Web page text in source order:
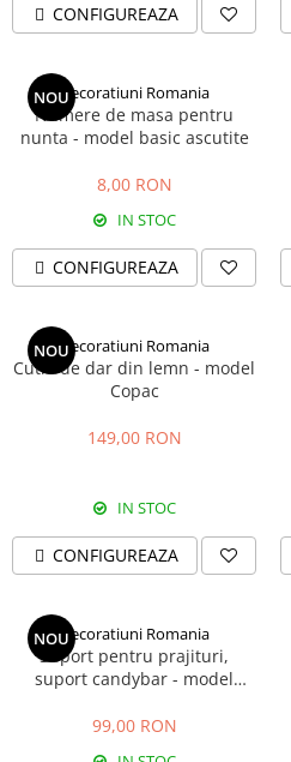
CONFIGUREAZA
NOUDecoratiuni Romania
Numere de masa pentru
nunta - model basic ascutite
8,00 RON
IN STOC
CONFIGUREAZA
NOUDecoratiuni Romania
Cutie de dar din lemn - model
Copac
149,00 RON
IN STOC
CONFIGUREAZA
NOUDecoratiuni Romania
Suport pentru prajituri,
suport candybar - model
99,00 RON